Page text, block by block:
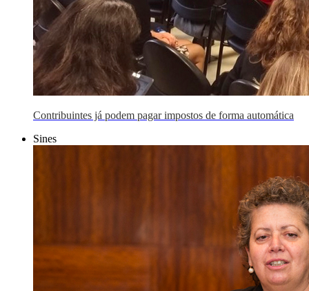
Contribuintes já podem pagar impostos de forma automática
Sines